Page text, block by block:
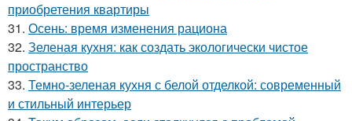
приобретения квартиры
31. Осень: время изменения рациона
32. Зеленая кухня: как создать экологически чистое
пространство
33. Темно-зеленая кухня с белой отделкой: современный
и стильный интерьер